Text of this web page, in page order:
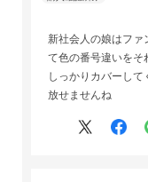
新社会人の娘はファ
て色の番号違いをそ
しっかりカバーし
放せませんね